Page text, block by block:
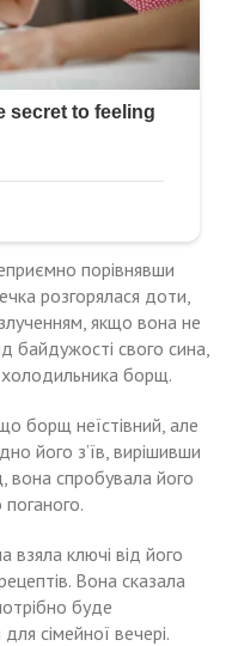
порівнявши
розгорялася доти,
якщо вона не
байдужості свого сина,
борщ.
борщ неїстівний, але
його з’їв, вирішивши
вона спробувала його
взяла ключі від його
Вона сказала
буде
сімейної вечері.